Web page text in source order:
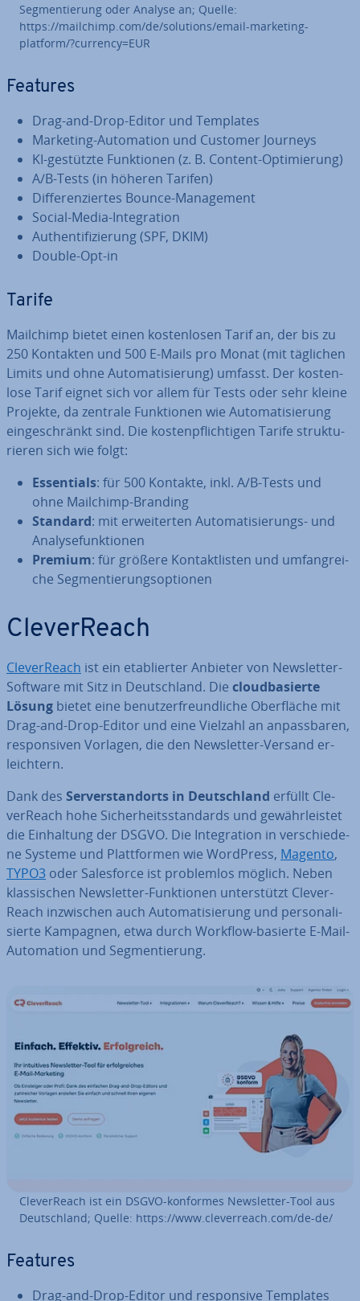
Seg­men­tie­rung oder Analyse an; Quelle:
https://mailchimp.com/de/solutions/email-marketing-
platform/?currency=EUR
Features
Drag-and-Drop-Editor und Templates
Marketing-Au­to­ma­ti­on und Customer Journeys
KI-gestützte Funk­tio­nen (z. B. Content-Op­ti­mie­rung)
A/B-Tests (in höheren Tarifen)
Dif­fe­ren­zier­tes Bounce-Ma­nage­ment
Social-Media-In­te­gra­ti­on
Au­then­ti­fi­zie­rung (SPF, DKIM)
Double-Opt-in
Tarife
Mailchimp bietet einen kos­ten­lo­sen Tarif an, der bis zu
250 Kontakten und 500 E-Mails pro Monat (mit täglichen
Limits und ohne Au­to­ma­ti­sie­rung) umfasst. Der kos­ten­
lo­se Tarif eignet sich vor allem für Tests oder sehr kleine
Projekte, da zentrale Funk­tio­nen wie Au­to­ma­ti­sie­rung
ein­ge­schränkt sind. Die kos­ten­pflich­ti­gen Tarife struk­tu­
rie­ren sich wie folgt:
Es­sen­ti­als: für 500 Kontakte, inkl. A/B-Tests und
ohne Mailchimp-Branding
Standard: mit er­wei­ter­ten Au­to­ma­ti­sie­rungs- und
Ana­ly­se­funk­tio­nen
Premium: für größere Kon­takt­lis­ten und um­fang­rei­
che Seg­men­tie­rungs­op­tio­nen
Cle­ver­Reach
Cle­ver­Reach ist ein eta­blier­ter Anbieter von News­let­ter-
Software mit Sitz in Deutsch­land. Die cloud­ba­sier­te
Lösung bietet eine be­nut­zer­freund­li­che Ober­flä­che mit
Drag-and-Drop-Editor und eine Vielzahl an an­pass­ba­ren,
re­spon­si­ven Vorlagen, die den News­let­ter-Versand er­
leich­tern.
Dank des Ser­ver­stand­orts in Deutsch­land erfüllt Cle­
ver­Reach hohe Si­cher­heits­stan­dards und ge­währ­leis­tet
die Ein­hal­tung der DSGVO. Die In­te­gra­ti­on in ver­schie­de­
ne Systeme und Platt­for­men wie WordPress, Magento,
TYPO3 oder Sa­les­force ist pro­blem­los möglich. Neben
klas­si­schen News­let­ter-Funk­tio­nen un­ter­stützt Cle­ver­
Reach in­zwi­schen auch Au­to­ma­ti­sie­rung und per­so­na­li­
sier­te Kampagnen, etwa durch Workflow-basierte E-Mail-
Au­to­ma­ti­on und Seg­men­tie­rung.
Cle­ver­Reach ist ein DSGVO-konformes News­let­ter-Tool aus
Deutsch­land; Quelle: https://www.cle­ver­reach.com/de-de/
Features
Drag-and-Drop-Editor und re­spon­si­ve Templates